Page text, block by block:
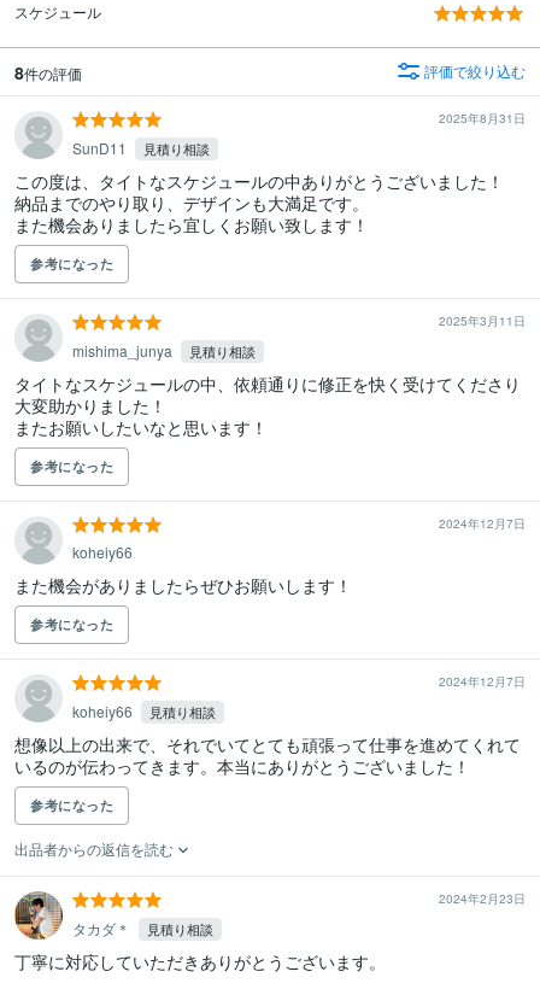
スケジュール
8件の評価 評価で絞り込む
2025年8月31日
SunD11 見積り相談
この度は、タイトなスケジュールの中ありがとうございました！
納品までのやり取り、デザインも大満足です。
また機会ありましたら宜しくお願い致します！
参考になった
2025年3月11日
mishima_junya 見積り相談
タイトなスケジュールの中、依頼通りに修正を快く受けてくださり
大変助かりました！
またお願いしたいなと思います！
参考になった
2024年12月7日
koheiy66
また機会がありましたらぜひお願いします！
参考になった
2024年12月7日
koheiy66 見積り相談
想像以上の出来で、それでいてとても頑張って仕事を進めてくれて
いるのが伝わってきます。本当にありがとうございました！
参考になった
出品者からの返信を読む
2024年2月23日
タカダ＊ 見積り相談
丁寧に対応していただきありがとうございます。